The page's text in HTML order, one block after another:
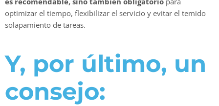
optimizar el tiempo, flexibilizar el servicio y evitar el temido
solapamiento de tareas.
Y, por último, un
consejo: